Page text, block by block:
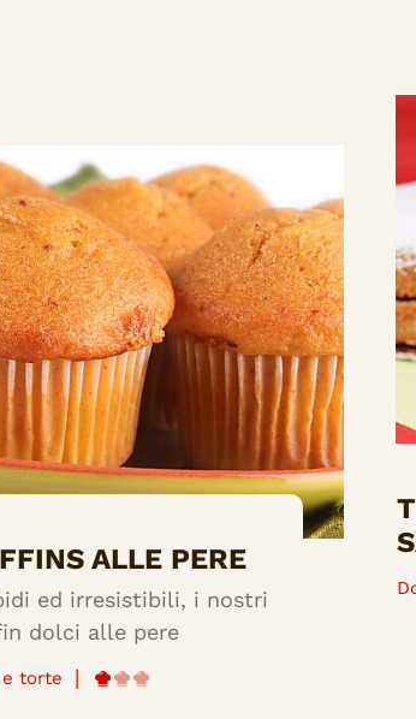
ALLE PERE
ed irresistibili, i nostri
dolci alle pere
torte |